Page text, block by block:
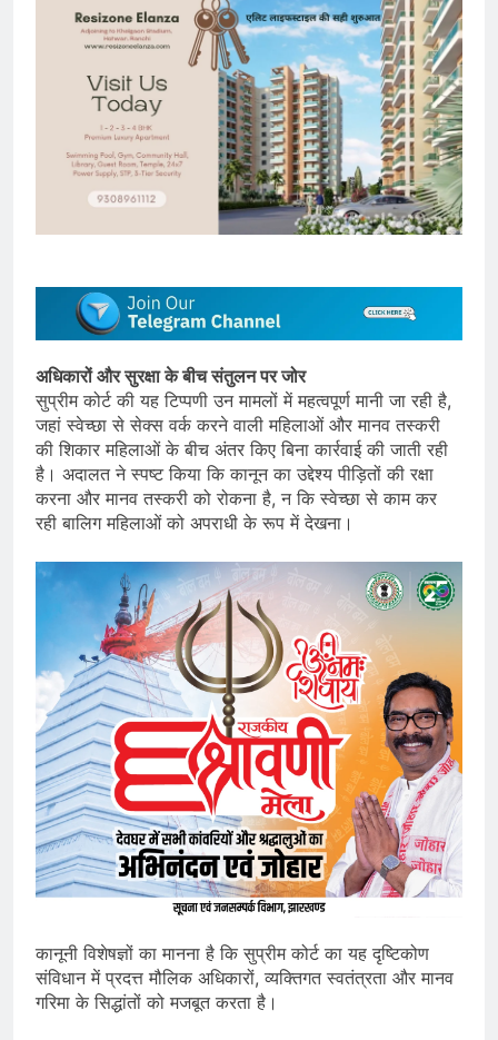
अधिकारों और सुरक्षा के बीच संतुलन पर जोर
सुप्रीम कोर्ट की यह टिप्पणी उन मामलों में महत्वपूर्ण मानी जा रही है,
जहां स्वेच्छा से सेक्स वर्क करने वाली महिलाओं और मानव तस्करी
की शिकार महिलाओं के बीच अंतर किए बिना कार्रवाई की जाती रही
है। अदालत ने स्पष्ट किया कि कानून का उद्देश्य पीड़ितों की रक्षा
करना और मानव तस्करी को रोकना है, न कि स्वेच्छा से काम कर
रही बालिग महिलाओं को अपराधी के रूप में देखना।
कानूनी विशेषज्ञों का मानना है कि सुप्रीम कोर्ट का यह दृष्टिकोण
संविधान में प्रदत्त मौलिक अधिकारों, व्यक्तिगत स्वतंत्रता और मानव
गरिमा के सिद्धांतों को मजबूत करता है।